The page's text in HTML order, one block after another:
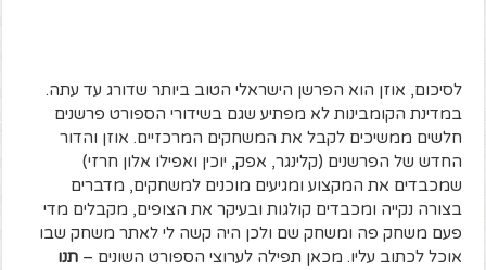
לסיכום, אוזן הוא הפרשן הישראלי הטוב ביותר שדורג עד עתה.
במדינת הקומבינות לא מפתיע שגם בשידורי הספורט פרשנים
חלשים ממשיכים לקבל את המשחקים המרכזיים. אוזן והדור
החדש של הפרשנים (קלינגר, אפק, יוכין ואפילו אלון חרזי)
שמכבדים את המקצוע ומגיעים מוכנים למשחקים, מדברים
בצורה נקייה ומכבדים קולגות ובעיקר את הצופים, מקבלים מדי
פעם משחק פה ומשחק שם ולכן היה קשה לי לאתר משחק שבו
אוכל לכתוב עליו. מכאן תפילה לערוצי הספורט השונים –תנו